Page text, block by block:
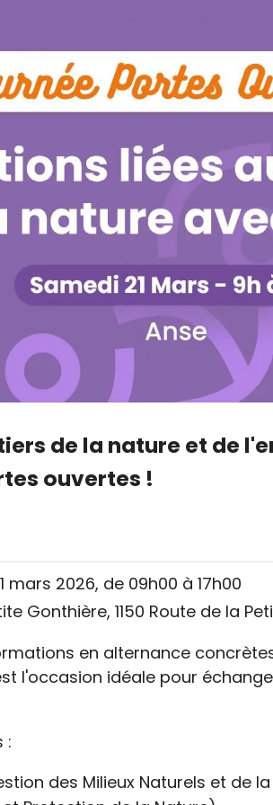
de la nature et de
ouvertes !
mars 2026, de 09h00 à 17h00
Gonthière, 1150 Route de la
en alternance
l'occasion idéale pour
:
des Milieux Naturels et de